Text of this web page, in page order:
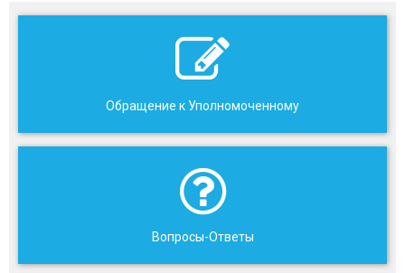
Обращение к Уполномоченному
Вопросы-Ответы